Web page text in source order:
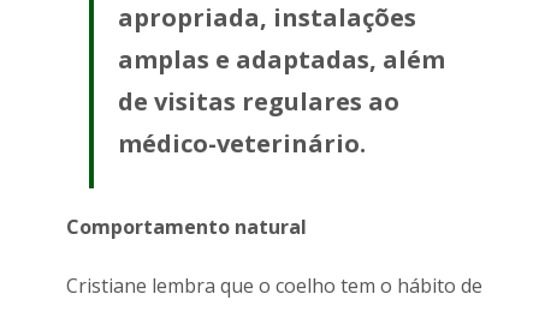
apropriada, instalações
amplas e adaptadas, além
de visitas regulares ao
médico-veterinário.
Comportamento natural
Cristiane lembra que o coelho tem o hábito de